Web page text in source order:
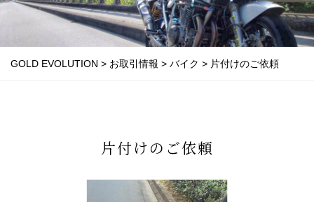
GOLD EVOLUTION > お取引情報 > バイク > 片付けのご依頼
片付けのご依頼